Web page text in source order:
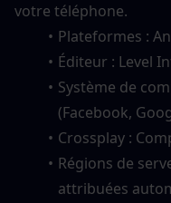
votre téléphone.
Plateformes :
Éditeur : Level
Système de
(Facebook,
Crossplay :
Régions de
attribuées